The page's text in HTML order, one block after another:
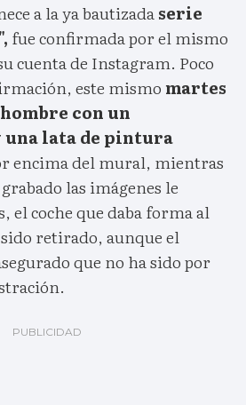
a la ya bautizadaserie
fue confirmada por el mismo
cuenta de Instagram. Poco
este mismo martes
con un
una lata de pintura
encima del mural, mientras
las imágenes le
el coche que daba forma al
retirado, aunque el
que no ha sido por